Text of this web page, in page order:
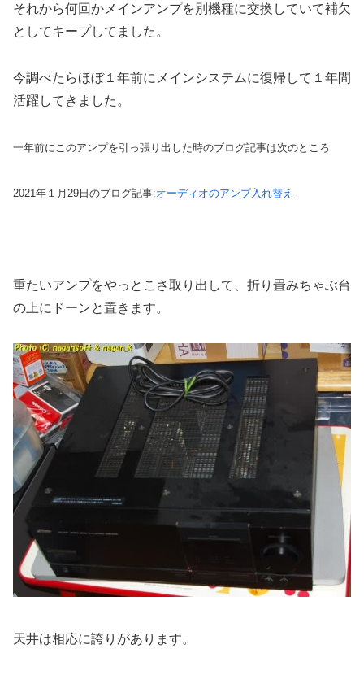
それから何回かメインアンプを別機種に交換していて補欠
としてキープしてました。
今調べたらほぼ１年前にメインシステムに復帰して１年間
活躍してきました。
一年前にこのアンプを引っ張り出した時のブログ記事は次のところ
2021年１月29日のブログ記事:オーディオのアンプ入れ替え
重たいアンプをやっとこさ取り出して、折り畳みちゃぶ台
の上にドーンと置きます。
天井は相応に誇りがあります。